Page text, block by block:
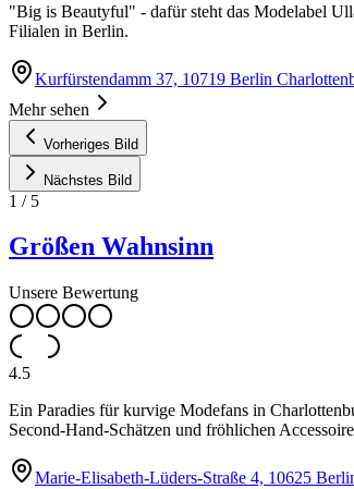
"Big is Beautyful" - dafür steht das Modelabel
Filialen in Berlin.
Kurfürstendamm 37, 10719 Berlin
Mehr sehen
Vorheriges Bild
Nächstes Bild
1 / 5
Größen Wahnsinn
Unsere Bewertung
4.5
Ein Paradies für kurvige Modefans in
Second-Hand-Schätzen und fröhlichen
Marie-Elisabeth-Lüders-Straße 4, 10625